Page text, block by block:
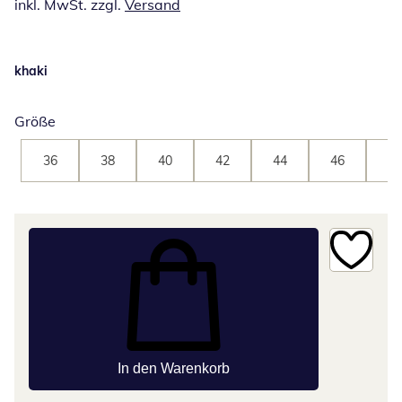
inkl. MwSt. zzgl. Versand
khaki
Größe
36 38 40 42 44 46
In den Warenkorb